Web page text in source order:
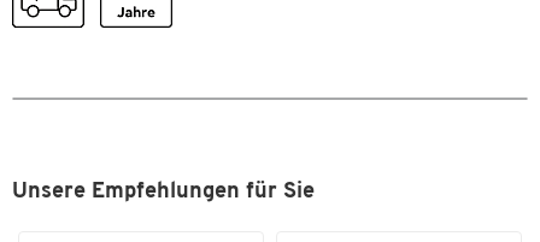
Unsere Empfehlungen für Sie